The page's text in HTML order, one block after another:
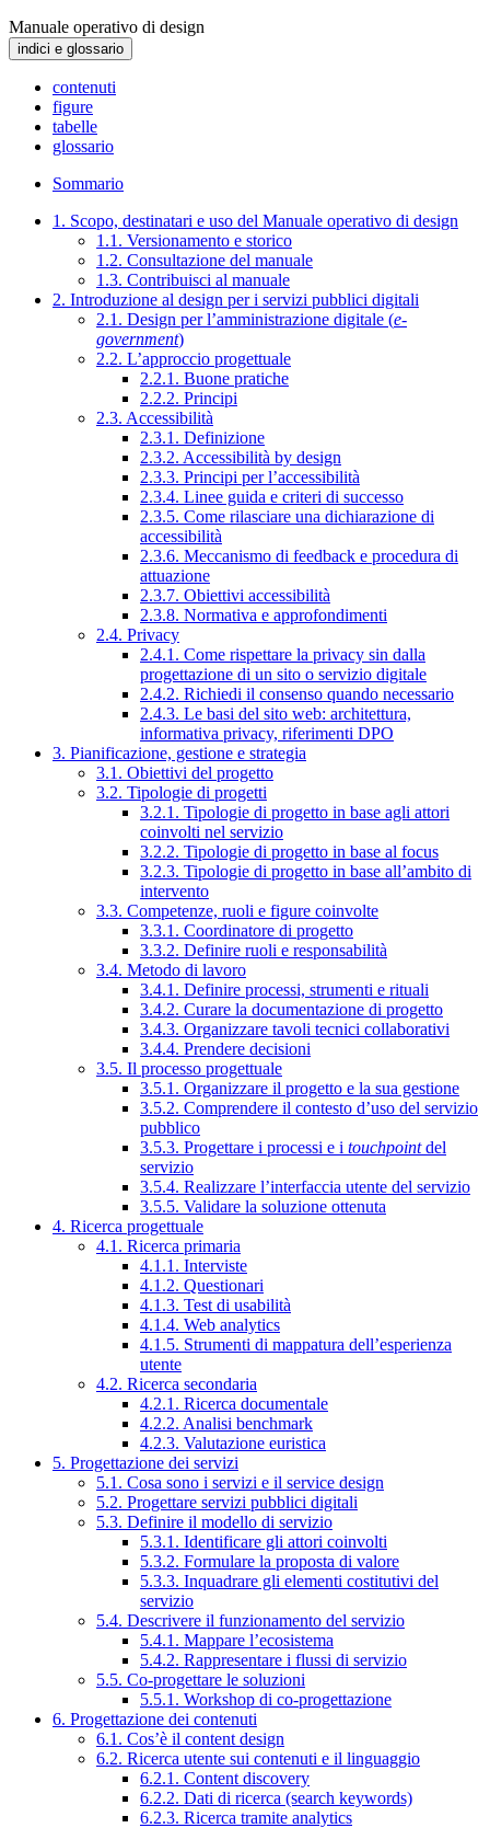
Manuale operativo di design
indici e glossario
contenuti
figure
tabelle
glossario
Sommario
1. Scopo, destinatari e uso del Manuale operativo di design
1.1. Versionamento e storico
1.2. Consultazione del manuale
1.3. Contribuisci al manuale
2. Introduzione al design per i servizi pubblici digitali
2.1. Design per l’amministrazione digitale (e-
government)
2.2. L’approccio progettuale
2.2.1. Buone pratiche
2.2.2. Principi
2.3. Accessibilità
2.3.1. Definizione
2.3.2. Accessibilità by design
2.3.3. Principi per l’accessibilità
2.3.4. Linee guida e criteri di successo
2.3.5. Come rilasciare una dichiarazione di
accessibilità
2.3.6. Meccanismo di feedback e procedura di
attuazione
2.3.7. Obiettivi accessibilità
2.3.8. Normativa e approfondimenti
2.4. Privacy
2.4.1. Come rispettare la privacy sin dalla
progettazione di un sito o servizio digitale
2.4.2. Richiedi il consenso quando necessario
2.4.3. Le basi del sito web: architettura,
informativa privacy, riferimenti DPO
3. Pianificazione, gestione e strategia
3.1. Obiettivi del progetto
3.2. Tipologie di progetti
3.2.1. Tipologie di progetto in base agli attori
coinvolti nel servizio
3.2.2. Tipologie di progetto in base al focus
3.2.3. Tipologie di progetto in base all’ambito di
intervento
3.3. Competenze, ruoli e figure coinvolte
3.3.1. Coordinatore di progetto
3.3.2. Definire ruoli e responsabilità
3.4. Metodo di lavoro
3.4.1. Definire processi, strumenti e rituali
3.4.2. Curare la documentazione di progetto
3.4.3. Organizzare tavoli tecnici collaborativi
3.4.4. Prendere decisioni
3.5. Il processo progettuale
3.5.1. Organizzare il progetto e la sua gestione
3.5.2. Comprendere il contesto d’uso del servizio
pubblico
3.5.3. Progettare i processi e i touchpointdel
servizio
3.5.4. Realizzare l’interfaccia utente del servizio
3.5.5. Validare la soluzione ottenuta
4. Ricerca progettuale
4.1. Ricerca primaria
4.1.1. Interviste
4.1.2. Questionari
4.1.3. Test di usabilità
4.1.4. Web analytics
4.1.5. Strumenti di mappatura dell’esperienza
utente
4.2. Ricerca secondaria
4.2.1. Ricerca documentale
4.2.2. Analisi benchmark
4.2.3. Valutazione euristica
5. Progettazione dei servizi
5.1. Cosa sono i servizi e il service design
5.2. Progettare servizi pubblici digitali
5.3. Definire il modello di servizio
5.3.1. Identificare gli attori coinvolti
5.3.2. Formulare la proposta di valore
5.3.3. Inquadrare gli elementi costitutivi del
servizio
5.4. Descrivere il funzionamento del servizio
5.4.1. Mappare l’ecosistema
5.4.2. Rappresentare i flussi di servizio
5.5. Co-progettare le soluzioni
5.5.1. Workshop di co-progettazione
6. Progettazione dei contenuti
6.1. Cos’è il content design
6.2. Ricerca utente sui contenuti e il linguaggio
6.2.1. Content discovery
6.2.2. Dati di ricerca (search keywords)
6.2.3. Ricerca tramite analytics